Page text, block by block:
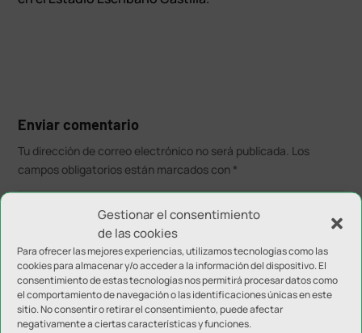
Gestionar el consentimiento
de las cookies
Para ofrecer las mejores experiencias, utilizamos tecnologías como las
cookies para almacenar y/o acceder a la información del dispositivo. El
consentimiento de estas tecnologías nos permitirá procesar datos como
el comportamiento de navegación o las identificaciones únicas en este
sitio. No consentir o retirar el consentimiento, puede afectar
negativamente a ciertas características y funciones.
Enviar comentario
Tu dirección de correo electrónico no será publicada. Los
campos obligatorios están marcados con *